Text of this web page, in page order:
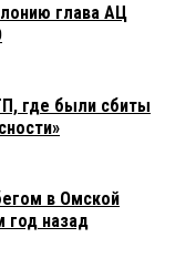
глава АЦ
где были сбиты
в Омской
год назад